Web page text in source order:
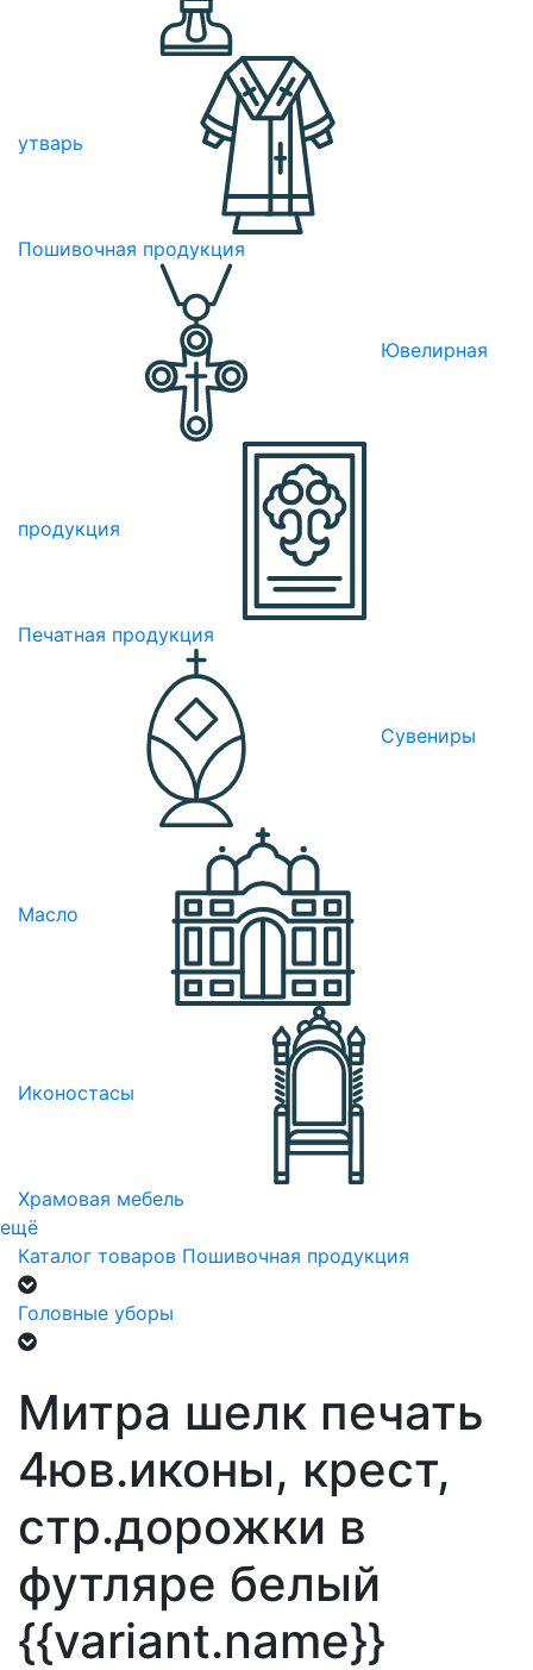
утварь
Пошивочная продукция
Ювелирная
продукция
Печатная продукция
Сувениры
Масло
Иконостасы
Храмовая мебель
ещё
Каталог товаров Пошивочная продукция
Головные уборы
Митра шелк печать
4юв.иконы, крест,
стр.дорожки в
футляре белый
{{variant.name}}